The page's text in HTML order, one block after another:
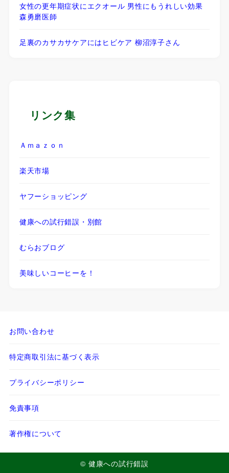
女性の更年期症状にエクオール 男性にもうれしい効果
森勇磨医師
足裏のカサカサケアにはヒビケア 柳沼淳子さん
リンク集
Ａｍａｚｏｎ
楽天市場
ヤフーショッピング
健康への試行錯誤・別館
むらおブログ
美味しいコーヒーを！
お問い合わせ
特定商取引法に基づく表示
プライバシーポリシー
免責事項
著作権について
© 健康への試行錯誤